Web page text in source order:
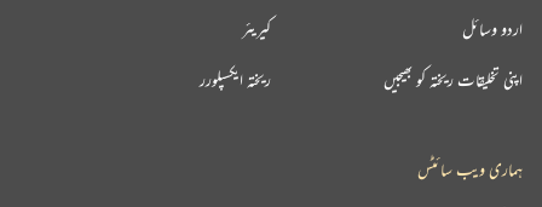
اردو وسائل
اپنی تخلیقات ریختہ کو بھیجیں
کیریئر
ریختہ ایکسپلورر
ہماری ویب سائٹس